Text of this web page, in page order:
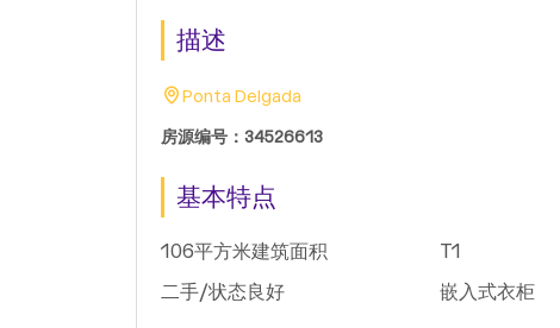
描述
Ponta Delgada
房源编号：34526613
基本特点
106平方米建筑面积 T1
二手/状态良好
嵌入式衣柜